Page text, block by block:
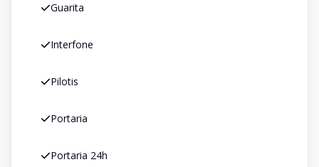
Guarita
Interfone
Pilotis
Portaria
Portaria 24h